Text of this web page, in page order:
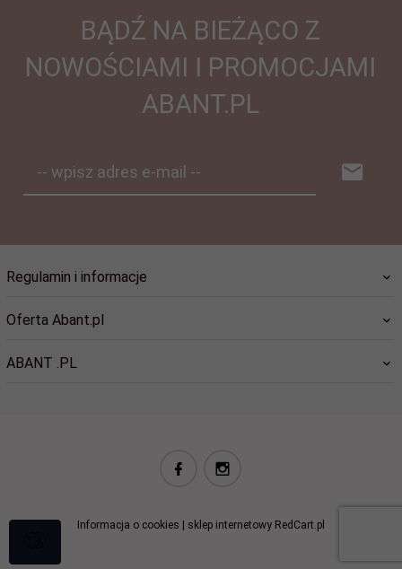
BĄDŹ NA BIEŻĄCO Z
NOWOŚCIAMI I PROMOCJAMI
ABANT.PL
-- wpisz adres e-mail --
Regulamin i informacje
Oferta Abant.pl
ABANT .PL
Informacja o cookies | sklep internetowy RedCart.pl